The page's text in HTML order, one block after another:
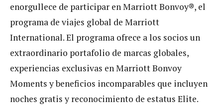
enorgullece de participar en Marriott Bonvoy®, el
programa de viajes global de Marriott
International. El programa ofrece a los socios un
extraordinario portafolio de marcas globales,
experiencias exclusivas en Marriott Bonvoy
Moments y beneficios incomparables que incluyen
noches gratis y reconocimiento de estatus Elite.